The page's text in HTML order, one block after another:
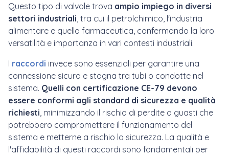
Questo tipo di valvole trova ampio impiego in diversi
settori industriali, tra cui il petrolchimico, l'industria
alimentare e quella farmaceutica, confermando la loro
versatilità e importanza in vari contesti industriali.
I raccordi invece sono essenziali per garantire una
connessione sicura e stagna tra tubi o condotte nel
sistema. Quelli con certificazione CE-79 devono
essere conformi agli standard di sicurezza e qualità
richiesti, minimizzando il rischio di perdite o guasti che
potrebbero compromettere il funzionamento del
sistema e metterne a rischio la sicurezza. La qualità e
l'affidabilità di questi raccordi sono fondamentali per